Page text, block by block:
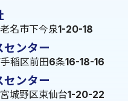
名市下今泉1-20-18
センター
稲区前田6条16-18-16
センター
城野区東仙台1-20-22